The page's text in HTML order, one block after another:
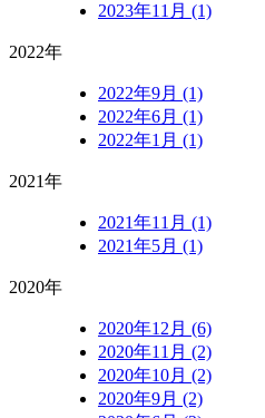
2023年11月 (1)
2022年
2022年9月 (1)
2022年6月 (1)
2022年1月 (1)
2021年
2021年11月 (1)
2021年5月 (1)
2020年
2020年12月 (6)
2020年11月 (2)
2020年10月 (2)
2020年9月 (2)